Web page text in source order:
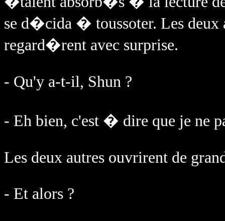
se d�cida � toussoter. Les
regard�rent avec surprise.
- Qu'y a-t-il, Shun ?
- Eh bien, c'est � dire que je ne
Les deux autres ouvrirent de
- Et alors ?